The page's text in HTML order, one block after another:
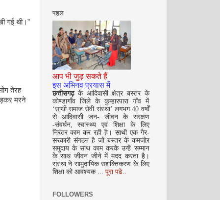
गई थी।”
तेरह
मरने
सितम्बर 2008
अक्टूबर 2008
पहल
आप भी जुड़ सकते हैं
इस अभिनव प्रयास में
छत्तीसगढ़के आदिवासी क्षेत्र बस्तर के
कोण्डागाँव जिले के कुम्हारपारा गाँव में
‘साथी समाज सेवी संस्था’ लगभग 40 वर्षों
से आदिवासी जन- जीवन के संरक्षण
-संवर्धन, स्वास्थ्य एवं शिक्षा के लिए
निरंतर काम कर रही है। साथी एक गैर-
सरकारी संगठन है जो बस्तर के कमजोर
समुदाय के साथ काम करके उन्हें सम्मान
के साथ जीवन जीने में मदद करता है।
संस्था ने सामुदायिक सशक्तिकरण के लिए
शिक्षा को आवश्यक ... पूरा पढे..
FOLLOWERS